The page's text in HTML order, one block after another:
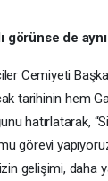
görünse de
Cemiyeti
tarihinin hem
hatırlatarak,
görevi
gelişimi, daha